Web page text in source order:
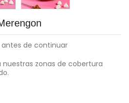
de continuar
nuestras zonas de cobertura